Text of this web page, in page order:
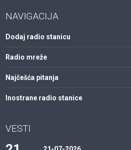
NAVIGACIJA
Dodaj radio stanicu
Radio mreže
Najčešća pitanja
Inostrane radio stanice
VESTI